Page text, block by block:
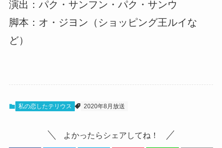
演出：パク・サンフン・パク・サンウ
脚本：オ・ジヨン（ショッピング王ルイな
ど）
私の恋したテリウス 2020年8月放送
よかったらシェアしてね！